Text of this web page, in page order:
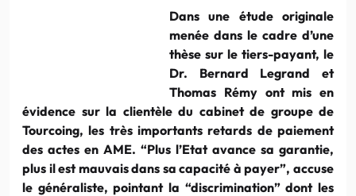
Dans une étude originale
menée dans le cadre d’une
thèse sur le tiers-payant, le
Dr. Bernard Legrand et
Thomas Rémy ont mis en
évidence sur la clientèle du cabinet de groupe de
Tourcoing, les très importants retards de paiement
des actes en AME. “Plus l’Etat avance sa garantie,
plus il est mauvais dans sa capacité à payer”, accuse
le généraliste, pointant la “discrimination” dont les